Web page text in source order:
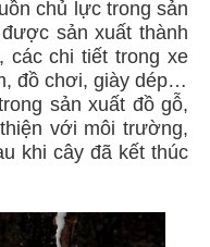
chủ lực trong sản
sản xuất thành
các chi tiết trong xe
đồ chơi, giày dép…
sản xuất đồ gỗ,
với môi trường,
khi cây đã kết thúc